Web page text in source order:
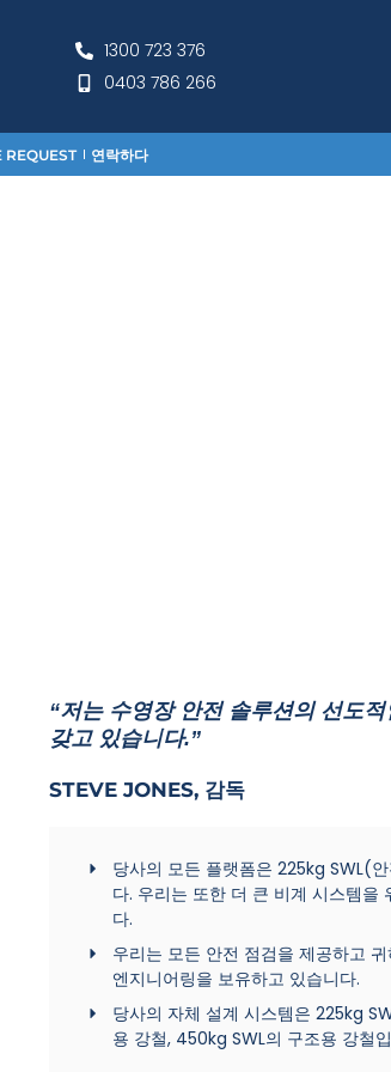
1300 723 376
0403 786 266
REQUEST 연락하다
“저는 수영장 안전 솔루션의 선도
갖고 있습니다.”
STEVE JONES, 감독
당사의 모든 플랫폼은 225kg SWL(
다. 우리는 또한 더 큰 비계 시스템을
다.
우리는 모든 안전 점검을 제공하고
엔지니어링을 보유하고 있습니다.
당사의 자체 설계 시스템은 225kg
용 강철, 450kg SWL의 구조용 강철